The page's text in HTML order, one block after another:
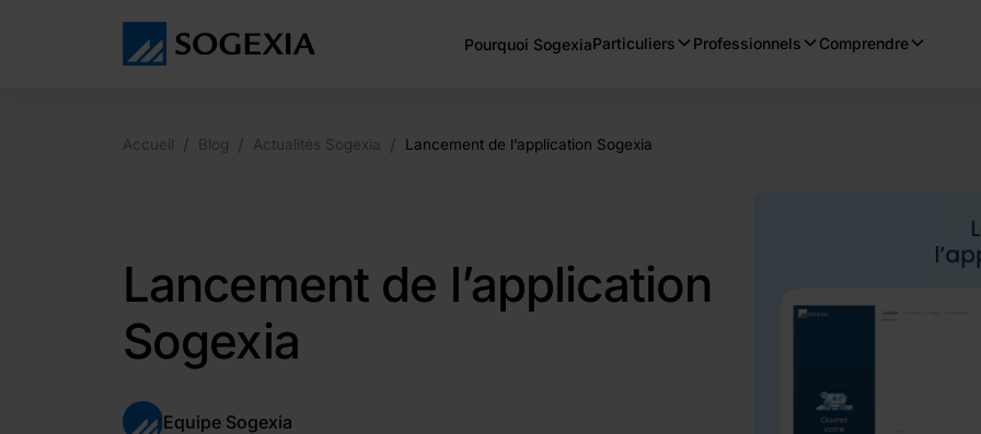
Pourquoi SogexiaParticuliers Professionnels Comprendre
Accueil / Blog / Actualités Sogexia / Lancement de l’application Sogexia
Lancement de l’application
Sogexia
Equipe Sogexia